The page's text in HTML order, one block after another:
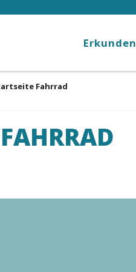
Erkunden
Fahrrad